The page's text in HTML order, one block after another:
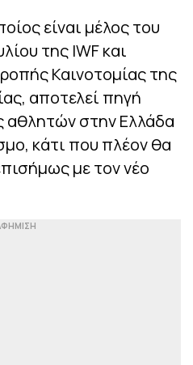
είναι μέλος του
της IWF και
Καινοτομίας της
αποτελεί πηγή
αθλητών στην Ελλάδα
κάτι που πλέον θα
με τον νέο